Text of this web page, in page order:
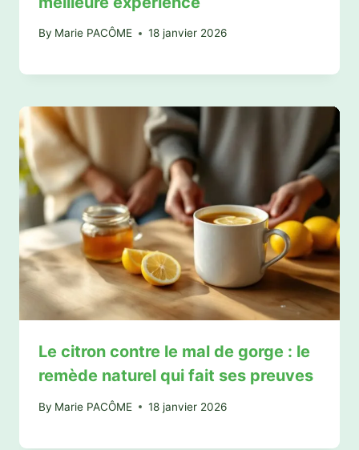
By Marie PACÔME 18 janvier 2026
Le citron contre le mal de gorge : le
remède naturel qui fait ses preuves
By Marie PACÔME 18 janvier 2026